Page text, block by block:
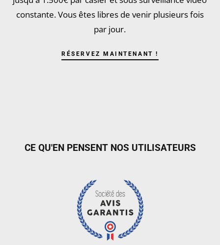
constante. Vous êtes libres de venir plusieurs fois
par jour.
RÉSERVEZ MAINTENANT !
CE QU'EN PENSENT NOS UTILISATEURS